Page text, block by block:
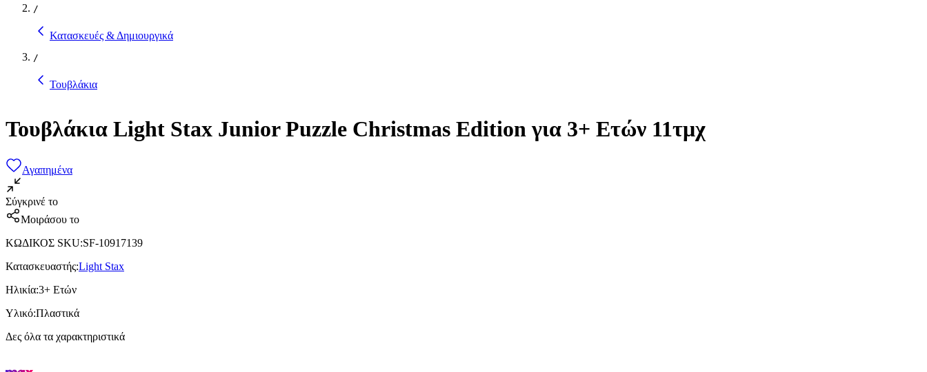
/
Κατασκευές & Δημιουργικά
/
Τουβλάκια
Τουβλάκια Light Stax Junior Puzzle Christmas Edition για 3+ Ετών 11τμχ
Αγαπημένα
Σύγκρινέ το
Μοιράσου το
ΚΩΔΙΚΟΣ SKU:SF-10917139
Κατασκευαστής:Light Stax
Ηλικία:3+ Ετών
Υλικό:Πλαστικά
Δες όλα τα χαρακτηριστικά